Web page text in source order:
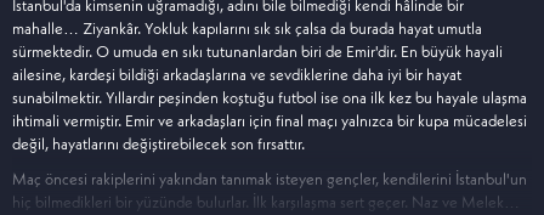
İstanbul'da kimsenin uğramadığı, adını bile bilmediği kendi hâlinde bir
mahalle… Ziyankâr. Yokluk kapılarını sık sık çalsa da burada hayat umutla
sürmektedir. O umuda en sıkı tutunanlardan biri de Emir'dir. En büyük hayali
ailesine, kardeşi bildiği arkadaşlarına ve sevdiklerine daha iyi bir hayat
sunabilmektir. Yıllardır peşinden koştuğu futbol ise ona ilk kez bu hayale ulaşma
ihtimali vermiştir. Emir ve arkadaşları için final maçı yalnızca bir kupa mücadelesi
değil, hayatlarını değiştirebilecek son fırsattır.
Maç öncesi rakiplerini yakından tanımak isteyen gençler, kendilerini İstanbul'un
hiç bilmedikleri bir yüzünde bulurlar. İlk karşılaşma sert geçer. Naz ve Melek…